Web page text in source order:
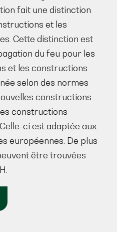
fait une distinction
et les
Cette distinction est
du feu pour les
et les constructions
selon des normes
constructions
constructions
ci est adaptée aux
européennes. De plus
être trouvées